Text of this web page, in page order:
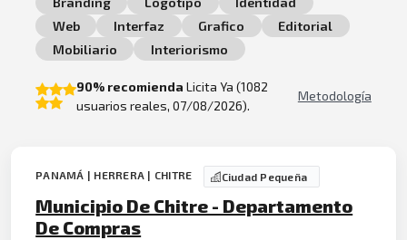
Web
Interfaz Grafico
Editorial
Mobiliario
Interiorismo
90% recomienda Licita Ya (1082
usuarios reales, 07/08/2026).
Metodología
PANAMÁ | HERRERA | CHITRE Ciudad Pequeña
Municipio De Chitre - Departamento
De Compras